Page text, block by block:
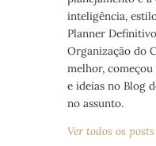
inteligência,
Planner
Organização do
melhor,
e ideias no Blog
no assunto.
Ver todos os